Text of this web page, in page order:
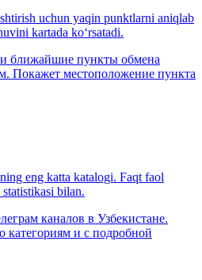
uchun yaqin punktlarni aniqlab
kartada ko‘rsatadi.
ближайшие пункты обмена
Покажет местоположение пункта
eng katta katalogi. Faqt faol
bilan.
каналов в Узбекистане.
категориям и с подробной